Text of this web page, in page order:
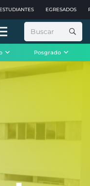
ESTUDIANTES EGRESADOS
Buscar:
Posgrado